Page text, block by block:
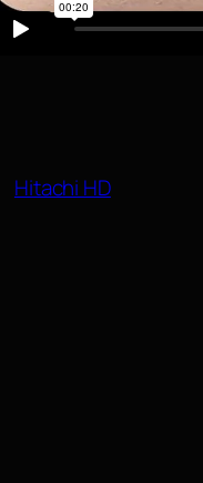
Hitachi HD